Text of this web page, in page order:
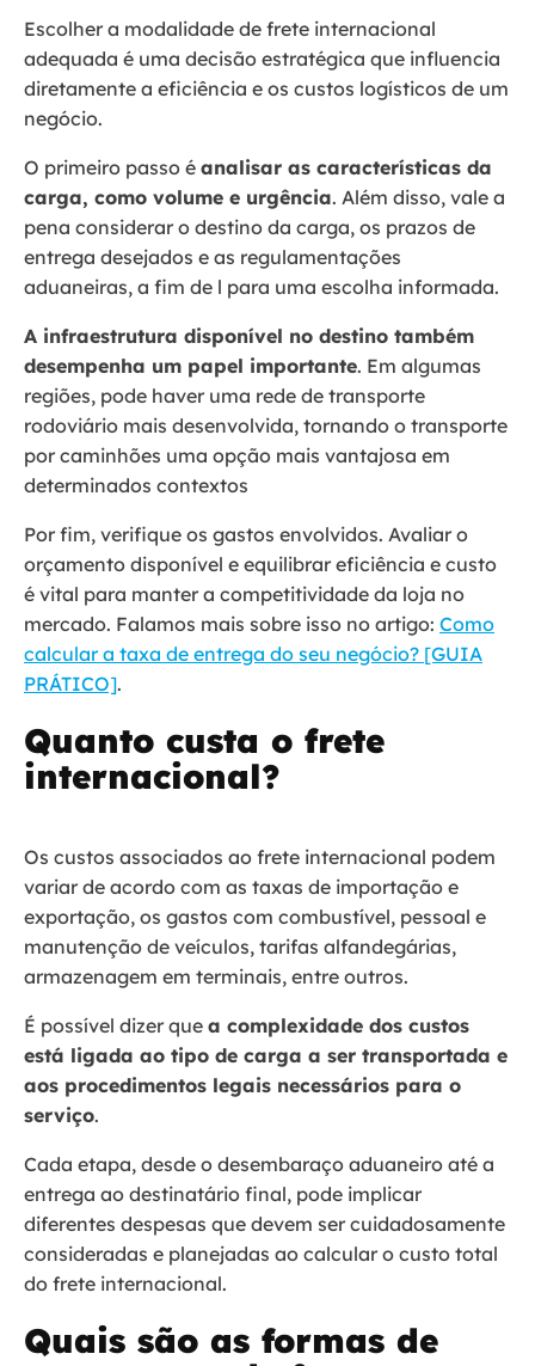
Escolher a modalidade de frete internacional
adequada é uma decisão estratégica que influencia
diretamente a eficiência e os custos logísticos de um
negócio.
O primeiro passo é analisar as características da
carga, como volume e urgência. Além disso, vale a
pena considerar o destino da carga, os prazos de
entrega desejados e as regulamentações
aduaneiras, a fim de l para uma escolha informada.
A infraestrutura disponível no destino também
desempenha um papel importante. Em algumas
regiões, pode haver uma rede de transporte
rodoviário mais desenvolvida, tornando o transporte
por caminhões uma opção mais vantajosa em
determinados contextos
Por fim, verifique os gastos envolvidos. Avaliar o
orçamento disponível e equilibrar eficiência e custo
é vital para manter a competitividade da loja no
mercado. Falamos mais sobre isso no artigo: Como
calcular a taxa de entrega do seu negócio? [GUIA
PRÁTICO].
Quanto custa o frete
internacional?
Os custos associados ao frete internacional podem
variar de acordo com as taxas de importação e
exportação, os gastos com combustível, pessoal e
manutenção de veículos, tarifas alfandegárias,
armazenagem em terminais, entre outros.
É possível dizer que a complexidade dos custos
está ligada ao tipo de carga a ser transportada e
aos procedimentos legais necessários para o
serviço.
Cada etapa, desde o desembaraço aduaneiro até a
entrega ao destinatário final, pode implicar
diferentes despesas que devem ser cuidadosamente
consideradas e planejadas ao calcular o custo total
do frete internacional.
Quais são as formas de